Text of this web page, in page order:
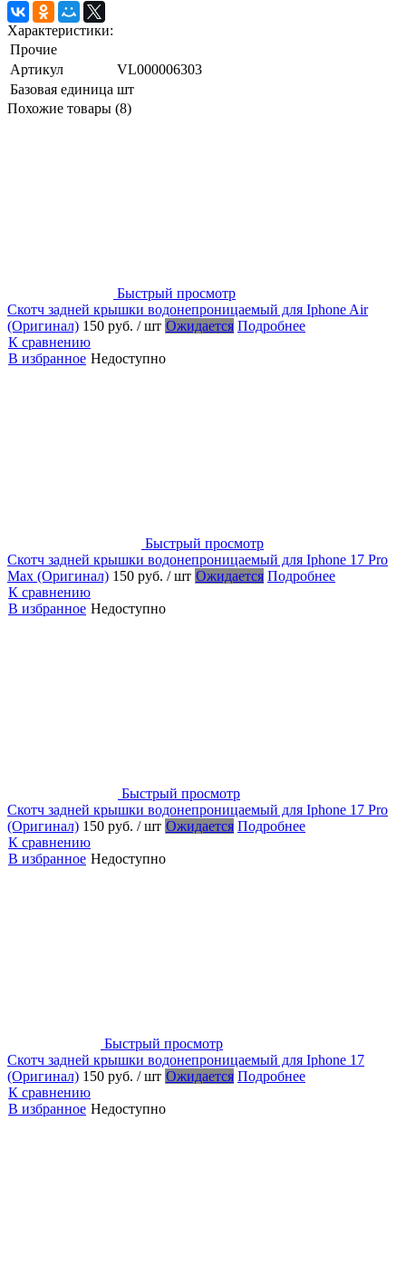
Характеристики:
Прочие
Артикул
VL000006303
Базовая единица шт
Похожие товары (8)
Быстрый просмотр
Скотч задней крышки водонепроницаемый для Iphone Air
(Оригинал) 150 руб. / шт Ожидается Подробнее
К сравнению
В избранное Недоступно
Быстрый просмотр
Скотч задней крышки водонепроницаемый для Iphone 17 Pro
Max (Оригинал) 150 руб. / шт Ожидается Подробнее
К сравнению
В избранное Недоступно
Быстрый просмотр
Скотч задней крышки водонепроницаемый для Iphone 17 Pro
(Оригинал) 150 руб. / шт Ожидается Подробнее
К сравнению
В избранное Недоступно
Быстрый просмотр
Скотч задней крышки водонепроницаемый для Iphone 17
(Оригинал) 150 руб. / шт Ожидается Подробнее
К сравнению
В избранное Недоступно